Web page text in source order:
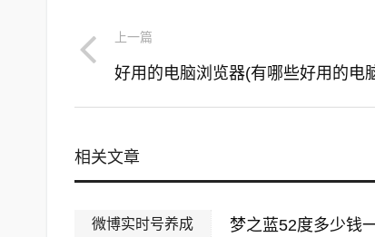
上一篇
好用的电脑浏览器(有哪些好用的电
相关文章
微博实时号养成 梦之蓝52度多少钱